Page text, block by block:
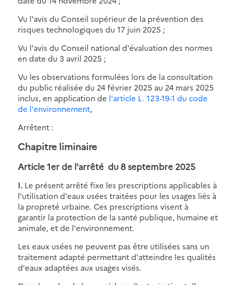
Vu l'avis du Conseil supérieur de la prévention des
risques technologiques du 17 juin 2025 ;
Vu l'avis du Conseil national d'évaluation des normes
en date du 3 avril 2025 ;
Vu les observations formulées lors de la consultation
du public réalisée du 24 février 2025 au 24 mars 2025
inclus, en application de l'article L. 123-19-1 du code
de l'environnement,
Arrêtent :
Chapitre liminaire
Article 1er de l'arrêté du 8 septembre 2025
I. Le présent arrêté fixe les prescriptions applicables à
l'utilisation d'eaux usées traitées pour les usages liés à
la propreté urbaine. Ces prescriptions visent à
garantir la protection de la santé publique, humaine et
animale, et de l'environnement.
Les eaux usées ne peuvent pas être utilisées sans un
traitement adapté permettant d'atteindre les qualités
d'eaux adaptées aux usages visés.